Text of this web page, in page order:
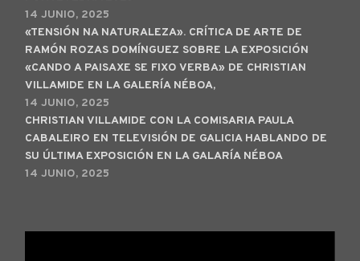
14 JUNIO, 2025
«TENSIÓN NA NATURALEZA». CRÍTICA DE ARTE DE
RAMÓN ROZAS DOMÍNGUEZ SOBRE LA EXPOSICIÓN
«CANDO A PAISAXE SE FIXO VERBA» DE CHRISTIAN
VILLAMIDE EN LA GALERÍA NÉBOA,
14 JUNIO, 2025
CHRISTIAN VILLAMIDE CON LA COMISARIA PAULA
CABALEIRO EN TELEVISIÓN DE GALICIA HABLANDO DE
SU ÚLTIMA EXPOSICIÓN EN LA GALARÍA NÉBOA
14 JUNIO, 2025